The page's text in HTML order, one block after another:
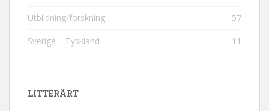
Utbildning/forskning 57
Sverige – Tyskland 11
LITTERÄRT